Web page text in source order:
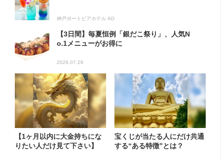
神戸ポートピアホテル AD
【3日間】毎夏恒例「銀だこ祭り」、人気N
o.1メニューがお得に
2026.07.29
【1ヶ月以内に大金持ちにな
りたい人だけ見て下さい】
宝くじが当たる人にだけ共通
する“ある特徴”とは？